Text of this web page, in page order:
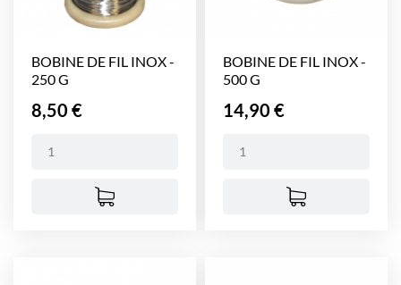
BOBINE DE FIL INOX -
250 G
Prix
8,50 €
BOBINE DE FIL INOX -
500 G
Prix
14,90 €